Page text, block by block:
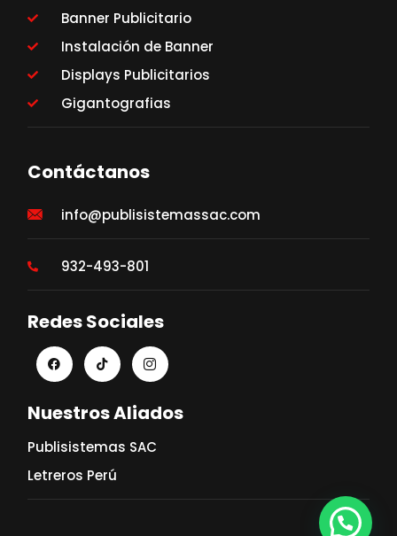
Banner Publicitario
Instalación de Banner
Displays Publicitarios
Gigantografias
Contáctanos
info@publisistemassac.com
932-493-801
Redes Sociales
Nuestros Aliados
Publisistemas SAC
Letreros Perú